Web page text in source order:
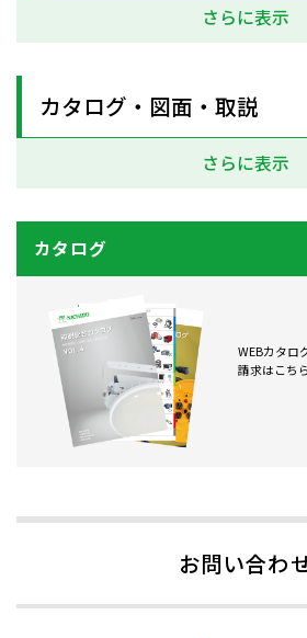
さらに表示
カタログ・図面・取説
さらに表示
カタログ
WEBカタロ
請求はこち
お問い合わ